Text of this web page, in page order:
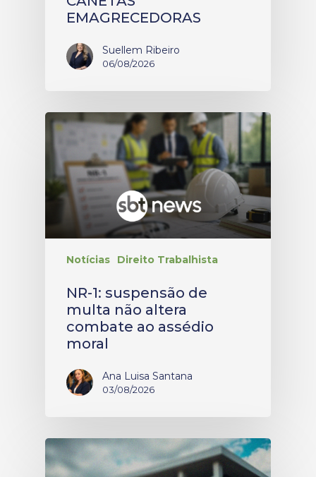
EMAGRECEDORAS
Suellem Ribeiro
06/08/2026
Notícias Direito Trabalhista
NR-1: suspensão de
multa não altera
combate ao assédio
moral
Ana Luisa Santana
03/08/2026